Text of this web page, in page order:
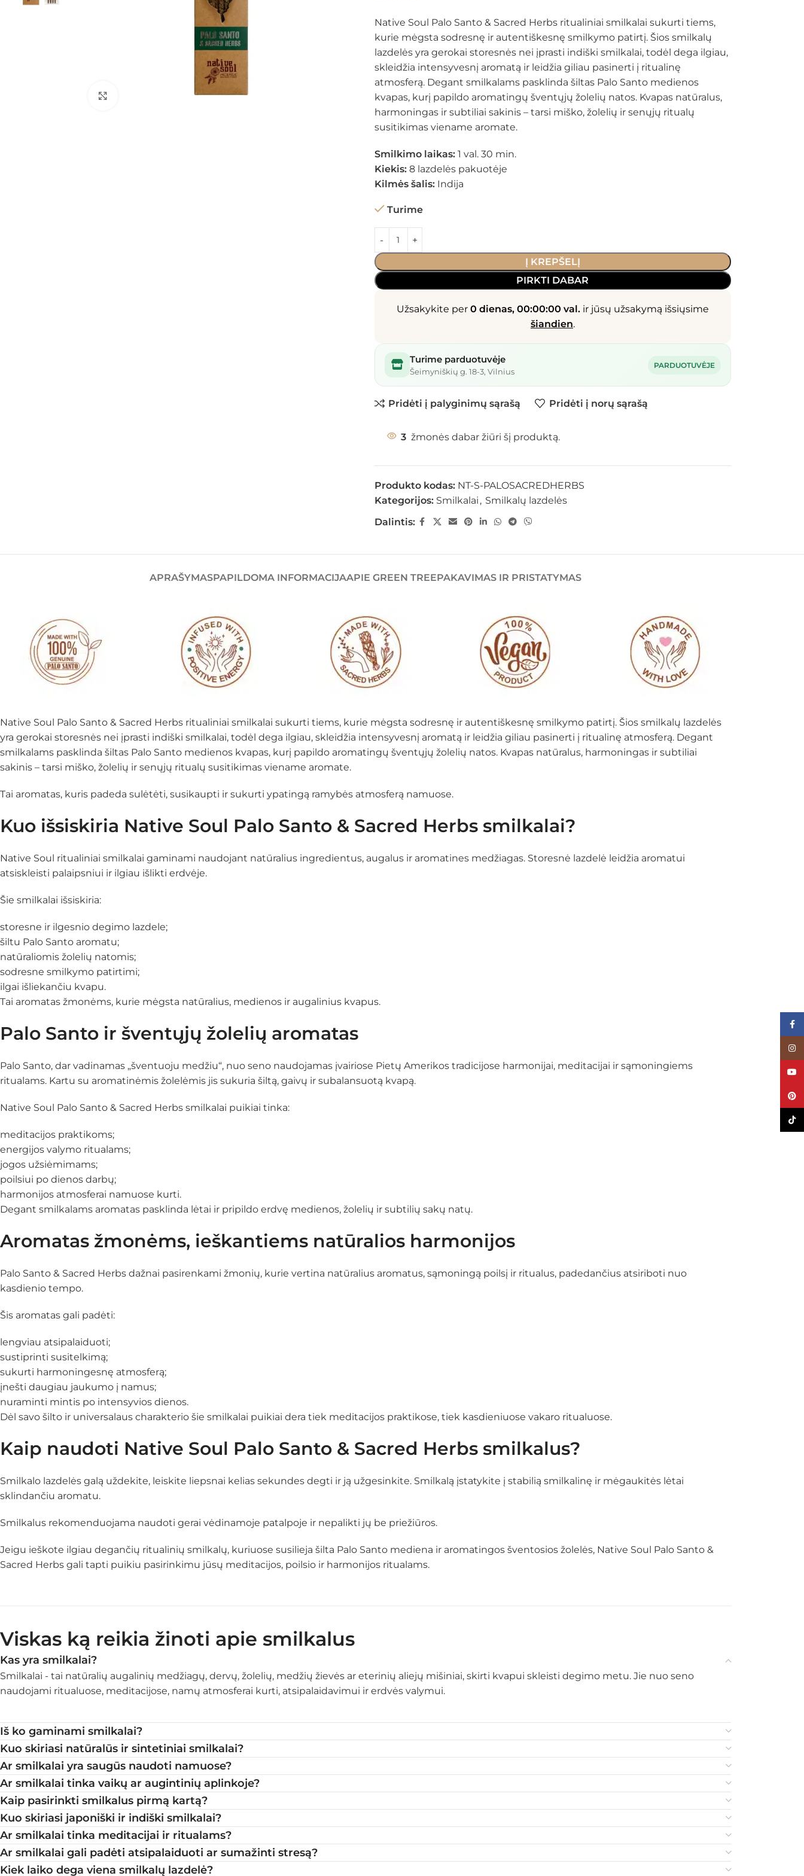
Spustelėkite, kad padidintumėte
Native Soul Palo Santo & Sacred Herbs ritualiniai smilkalai sukurti tiems,
kurie mėgsta sodresnę ir autentiškesnę smilkymo patirtį. Šios smilkalų
lazdelės yra gerokai storesnės nei įprasti indiški smilkalai, todėl dega ilgiau,
skleidžia intensyvesnį aromatą ir leidžia giliau pasinerti į ritualinę
atmosferą. Degant smilkalams pasklinda šiltas Palo Santo medienos
kvapas, kurį papildo aromatingų šventųjų žolelių natos. Kvapas natūralus,
harmoningas ir subtiliai sakinis – tarsi miško, žolelių ir senųjų ritualų
susitikimas viename aromate.
Smilkimo laikas: 1 val. 30 min.
Kiekis: 8 lazdelės pakuotėje
Kilmės šalis: Indija
Turime
Į KREPŠELĮ
PIRKTI DABAR
Užsakykite per 0 dienas, 00:00:00 val.ir jūsų užsakymą išsiųsime
šiandien.
Turime parduotuvėje
Šeimyniškių g. 18-3, Vilnius
PARDUOTUVĖJE
Pridėti į palyginimų sąrašą Pridėti į norų sąrašą
3 žmonės dabar žiūri šį produktą.
Produkto kodas: NT-S-PALOSACREDHERBS
Kategorijos: Smilkalai , Smilkalų lazdelės
Dalintis:
APRAŠYMASPAPILDOMA INFORMACIJAAPIE GREEN TREEPAKAVIMAS IR PRISTATYMAS
Native Soul Palo Santo & Sacred Herbs ritualiniai smilkalai sukurti tiems, kurie mėgsta sodresnę ir autentiškesnę smilkymo patirtį. Šios smilkalų lazdelės
yra gerokai storesnės nei įprasti indiški smilkalai, todėl dega ilgiau, skleidžia intensyvesnį aromatą ir leidžia giliau pasinerti į ritualinę atmosferą. Degant
smilkalams pasklinda šiltas Palo Santo medienos kvapas, kurį papildo aromatingų šventųjų žolelių natos. Kvapas natūralus, harmoningas ir subtiliai
sakinis – tarsi miško, žolelių ir senųjų ritualų susitikimas viename aromate.
Tai aromatas, kuris padeda sulėtėti, susikaupti ir sukurti ypatingą ramybės atmosferą namuose.
Kuo išsiskiria Native Soul Palo Santo & Sacred Herbs smilkalai?
Native Soul ritualiniai smilkalai gaminami naudojant natūralius ingredientus, augalus ir aromatines medžiagas. Storesnė lazdelė leidžia aromatui
atsiskleisti palaipsniui ir ilgiau išlikti erdvėje.
Šie smilkalai išsiskiria:
storesne ir ilgesnio degimo lazdele;
šiltu Palo Santo aromatu;
natūraliomis žolelių natomis;
sodresne smilkymo patirtimi;
ilgai išliekančiu kvapu.
Tai aromatas žmonėms, kurie mėgsta natūralius, medienos ir augalinius kvapus.
Palo Santo ir šventųjų žolelių aromatas
Palo Santo, dar vadinamas „šventuoju medžiu“, nuo seno naudojamas įvairiose Pietų Amerikos tradicijose harmonijai, meditacijai ir sąmoningiems
ritualams. Kartu su aromatinėmis žolelėmis jis sukuria šiltą, gaivų ir subalansuotą kvapą.
Native Soul Palo Santo & Sacred Herbs smilkalai puikiai tinka:
meditacijos praktikoms;
energijos valymo ritualams;
jogos užsiėmimams;
poilsiui po dienos darbų;
harmonijos atmosferai namuose kurti.
Degant smilkalams aromatas pasklinda lėtai ir pripildo erdvę medienos, žolelių ir subtilių sakų natų.
Aromatas žmonėms, ieškantiems natūralios harmonijos
Palo Santo & Sacred Herbs dažnai pasirenkami žmonių, kurie vertina natūralius aromatus, sąmoningą poilsį ir ritualus, padedančius atsiriboti nuo
kasdienio tempo.
Šis aromatas gali padėti:
lengviau atsipalaiduoti;
sustiprinti susitelkimą;
sukurti harmoningesnę atmosferą;
įnešti daugiau jaukumo į namus;
nuraminti mintis po intensyvios dienos.
Dėl savo šilto ir universalaus charakterio šie smilkalai puikiai dera tiek meditacijos praktikose, tiek kasdieniuose vakaro ritualuose.
Kaip naudoti Native Soul Palo Santo & Sacred Herbs smilkalus?
Smilkalo lazdelės galą uždekite, leiskite liepsnai kelias sekundes degti ir ją užgesinkite. Smilkalą įstatykite į stabilią smilkalinę ir mėgaukitės lėtai
sklindančiu aromatu.
Smilkalus rekomenduojama naudoti gerai vėdinamoje patalpoje ir nepalikti jų be priežiūros.
Jeigu ieškote ilgiau degančių ritualinių smilkalų, kuriuose susilieja šilta Palo Santo mediena ir aromatingos šventosios žolelės, Native Soul Palo Santo &
Sacred Herbs gali tapti puikiu pasirinkimu jūsų meditacijos, poilsio ir harmonijos ritualams.
Viskas ką reikia žinoti apie smilkalus
Kas yra smilkalai?
Smilkalai - tai natūralių augalinių medžiagų, dervų, žolelių, medžių žievės ar eterinių aliejų mišiniai, skirti kvapui skleisti degimo metu. Jie nuo seno
naudojami ritualuose, meditacijose, namų atmosferai kurti, atsipalaidavimui ir erdvės valymui.
Iš ko gaminami smilkalai?
Kuo skiriasi natūralūs ir sintetiniai smilkalai?
Ar smilkalai yra saugūs naudoti namuose?
Ar smilkalai tinka vaikų ar augintinių aplinkoje?
Kaip pasirinkti smilkalus pirmą kartą?
Kuo skiriasi japoniški ir indiški smilkalai?
Ar smilkalai tinka meditacijai ir ritualams?
Ar smilkalai gali padėti atsipalaiduoti ar sumažinti stresą?
Kiek laiko dega viena smilkalų lazdelė?